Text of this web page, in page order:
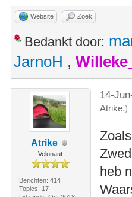
Website Zoek
Bedankt door:
JarnoH ,
Atrike
Velonaut
Berichten: 414
Topics: 17
14-
Atrike.)
heb